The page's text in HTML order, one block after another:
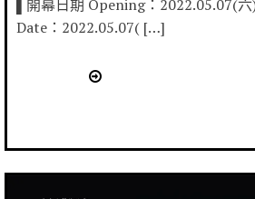
▌開幕日期 Opening：2022.05.07(
Date：2022.05.07( […]